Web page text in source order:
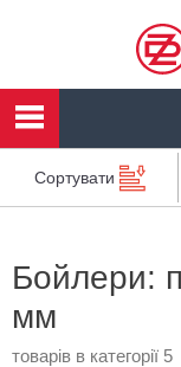
Сортувати
Бойлери:
мм
товарів в категорії 5